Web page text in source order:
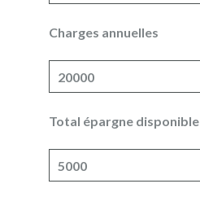
Charges annuelles
Total épargne disponible